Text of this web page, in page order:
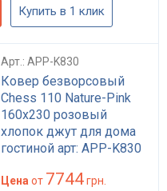
Купить в 1 клик
Арт.: APP-K830
Ковер безворсовый
Chess 110 Nature-Pink
160x230 розовый
хлопок джут для дома
гостиной арт: APP-K830
Цена от 7744грн.